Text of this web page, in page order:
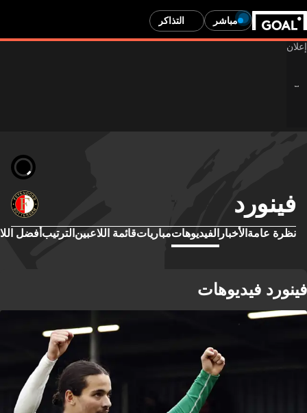
مباشر التذاكر
فينورد
نظرة عامة الأخبار الفيديوهاتمبارياتقائمة اللاعبين الترتيب أفضل
فينورد فيديوهات